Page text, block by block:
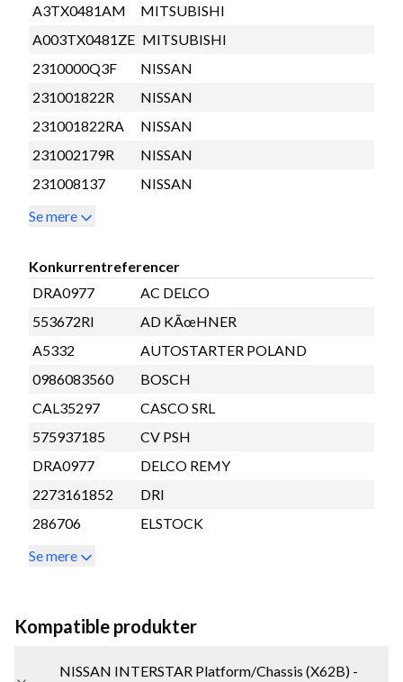
A3TX0481AM
MITSUBISHI
A003TX0481ZE MITSUBISHI
2310000Q3F
NISSAN
231001822R
NISSAN
231001822RA
NISSAN
231002179R
NISSAN
231008137
NISSAN
Se mere
Konkurrentreferencer
DRA0977
AC DELCO
553672RI
AD KÃœHNER
A5332
AUTOSTARTER POLAND
0986083560
BOSCH
CAL35297
CASCO SRL
575937185
CV PSH
DRA0977
DELCO REMY
2273161852
DRI
286706
ELSTOCK
Se mere
Kompatible produkter
NISSAN INTERSTAR Platform/Chassis (X62B) -